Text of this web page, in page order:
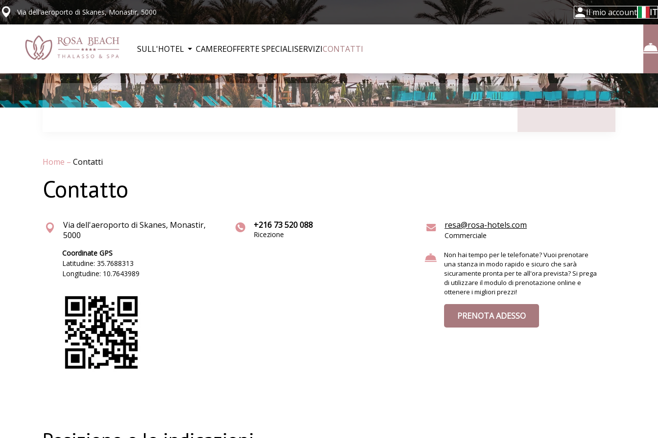
Via dell'aeroporto di Skanes, Monastir, 5000 Il mio account IT
SULL'HOTEL CAMEREOFFERTE SPECIALISERVIZICONTATTI
Home – Contatti
Contatto
Via dell'aeroporto di Skanes, Monastir,
5000
Coordinate GPS
Latitudine: 35.7688313
Longitudine: 10.7643989
+216 73 520 088
Ricezione
resa@rosa-hotels.com
Commerciale
Non hai tempo per le telefonate? Vuoi prenotare
una stanza in modo rapido e sicuro che sarà
sicuramente pronta per te all'ora prevista? Si prega
di utilizzare il modulo di prenotazione online e
ottenere i migliori prezzi!
PRENOTA ADESSO